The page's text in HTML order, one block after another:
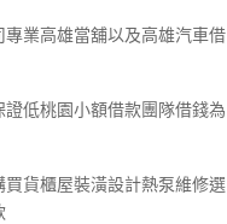
業高雄當舖以及高雄汽車借
低桃園小額借款團隊借錢為
買貨櫃屋裝潢設計熱泵維修選